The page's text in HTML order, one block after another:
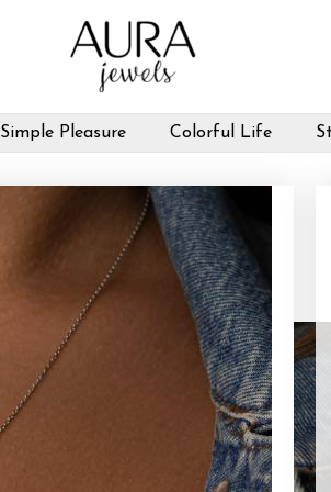
Simple Pleasure Colorful Life